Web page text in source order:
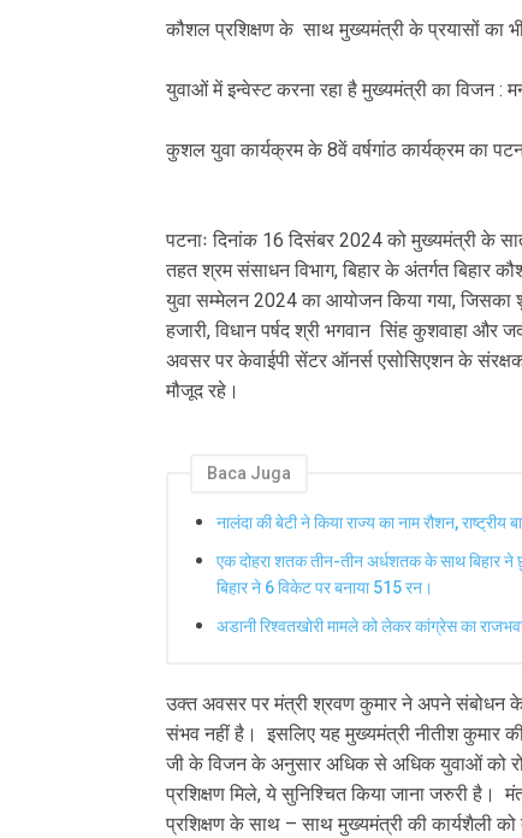
कौशल प्रशिक्षण के साथ मुख्यमंत्री के प्रयासों का
युवाओं में इन्वेस्ट करना रहा है मुख्यमंत्री का विजन :
कुशल युवा कार्यक्रम के 8वें वर्षगांठ कार्यक्रम का
पटनाः दिनांक 16 दिसंबर 2024 को मुख्यमंत्री के
तहत श्रम संसाधन विभाग, बिहार के अंतर्गत बिहार
युवा सम्मेलन 2024 का आयोजन किया गया, जिसका
हजारी, विधान पर्षद श्री भगवान सिंह कुशवाहा
अवसर पर केवाईपी सेंटर ऑनर्स एसोसिएशन के संरक्षक
मौजूद रहे।
Baca Juga
नालंदा की बेटी ने किया राज्य का नाम रौशन, राष्ट्रीय
एक दोहरा शतक तीन-तीन अर्धशतक के साथ बिहार ने
बिहार ने 6 विकेट पर बनाया 515 रन।
अडानी रिश्वतखोरी मामले को लेकर कांग्रेस का
उक्त अवसर पर मंत्री श्रवण कुमार ने अपने संबोधन के
संभव नहीं है। इसलिए यह मुख्यमंत्री नीतीश कुमार
जी के विजन के अनुसार अधिक से अधिक युवाओं को
प्रशिक्षण मिले, ये सुनिश्चित किया जाना जरुरी है।
प्रशिक्षण के साथ – साथ मुख्यमंत्री की कार्यशैली